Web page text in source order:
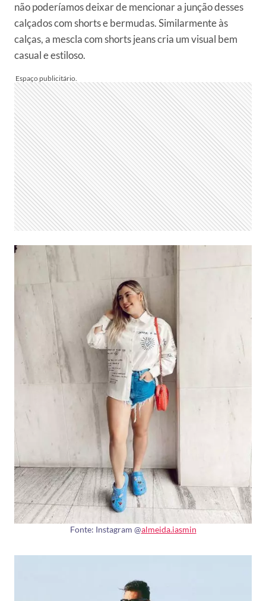
não poderíamos deixar de mencionar a junção desses
calçados com shorts e bermudas. Similarmente às
calças, a mescla com shorts jeans cria um visual bem
casual e estiloso.
Fonte: Instagram @almeida.iasmin